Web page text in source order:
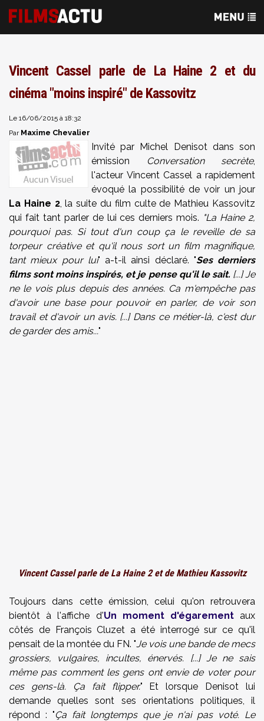
Vincent Cassel parle de La Haine 2 et du
cinéma "moins inspiré" de Kassovitz
Le 16/06/2015 à 18:32
Par Maxime Chevalier
Invité par Michel Denisot dans son
émission
Conversation secrète,
l'acteur Vincent Cassel a rapidement
évoqué la possibilité de voir un jour
La Haine 2, la suite du film culte de Mathieu Kassovitz
qui fait tant parler de lui ces derniers mois. "La Haine 2,
pourquoi pas. Si tout d'un coup ça le reveille de sa
torpeur créative et qu'il nous sort un film magnifique,
tant mieux pour lui" a-t-il ainsi déclaré. "Ses derniers
films sont moins inspirés, et je pense qu'il le sait. [...] Je
ne le vois plus depuis des années. Ca m'empêche pas
d'avoir une base pour pouvoir en parler, de voir son
travail et d'avoir un avis. [...] Dans ce métier-là, c'est dur
de garder des amis..."
Vincent Cassel parle de La Haine 2 et de Mathieu Kassovitz
Toujours dans cette émission, celui qu'on retrouvera
bientôt à l'affiche d'Un moment d'égarementaux
côtés de François Cluzet a été interrogé sur ce qu'il
pensait de la montée du FN. "Je vois une bande de mecs
grossiers, vulgaires, incultes, énervés. [...] Je ne sais
même pas comment les gens ont envie de voter pour
ces gens-là. Ça fait flipper." Et lorsque Denisot lui
demande quelles sont ses orientations politiques, il
répond : "Ça fait longtemps que je n'ai pas voté. Le